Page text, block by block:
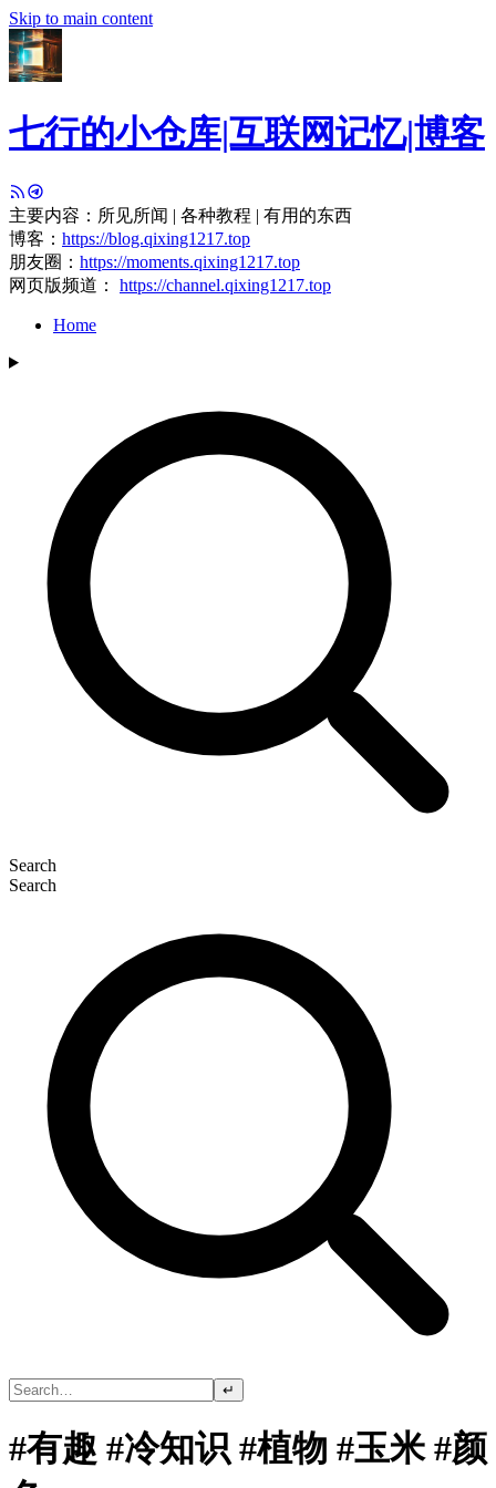
Skip to main content
七行的小仓库|互联网记忆|博客
主要内容：所见所闻 | 各种教程 | 有用的东西
博客： https://blog.qixing1217.top
朋友圈： https://moments.qixing1217.top
网页版频道： https://channel.qixing1217.top
Home
Search
Search
↵
#有趣 #冷知识 #植物 #玉米 #颜